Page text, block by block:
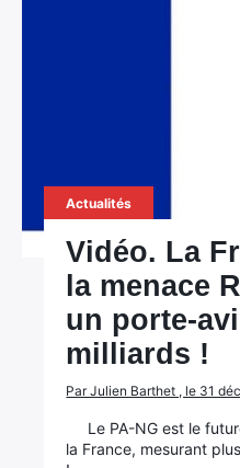
Actualités
Vidéo. La
la menace
un porte-
milliards !
Par Julien Barthet , le 31
Le PA-NG est le
la France, mesurant